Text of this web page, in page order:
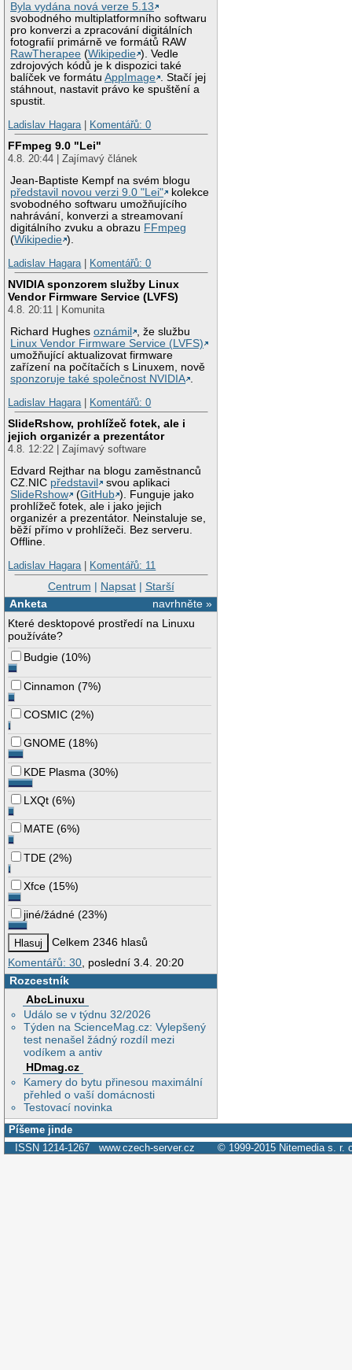
Byla vydána nová verze 5.13
svobodného multiplatformního softwaru
pro konverzi a zpracování digitálních
fotografií primárně ve formátů RAW
RawTherapee (Wikipedie ). Vedle
zdrojových kódů je k dispozici také
balíček ve formátuAppImage . Stačí jej
stáhnout, nastavit právo ke spuštění a
spustit.
Ladislav Hagara| Komentářů: 0
FFmpeg 9.0 "Lei"
4.8. 20:44 | Zajímavý článek
Jean-Baptiste Kempf na svém blogu
představil novou verzi 9.0 "Lei"
kolekce
svobodného softwaru umožňujícího
nahrávání, konverzi a streamovaní
digitálního zvuku a obrazu FFmpeg
(Wikipedie ).
Ladislav Hagara| Komentářů: 0
NVIDIA sponzorem služby Linux
Vendor Firmware Service (LVFS)
4.8. 20:11 | Komunita
Richard Hughesoznámil
, že službu
Linux Vendor Firmware Service (LVFS)
umožňující aktualizovat firmware
zařízení na počítačích s Linuxem, nově
sponzoruje také společnost NVIDIA .
Ladislav Hagara| Komentářů: 0
SlideRshow, prohlížeč fotek, ale i
jejich organizér a prezentátor
4.8. 12:22 | Zajímavý software
Edvard Rejthar na blogu zaměstnanců
CZ.NIC představil
svou aplikaci
SlideRshow
(GitHub ). Funguje jako
prohlížeč fotek, ale i jako jejich
organizér a prezentátor. Neinstaluje se,
běží přímo v prohlížeči. Bez serveru.
Offline.
Ladislav Hagara| Komentářů: 11
Centrum | Napsat| Starší
navrhněte »
Anketa
Které desktopové prostředí na Linuxu
používáte?
Budgie (10%)
Cinnamon (7%)
COSMIC (2%)
GNOME (18%)
KDE Plasma (30%)
LXQt (6%)
MATE (6%)
TDE (2%)
Xfce (15%)
jiné/žádné (23%)
Celkem 2346 hlasů
Komentářů: 30 , poslední 3.4. 20:20
Rozcestník
AbcLinuxu
Událo se v týdnu 32/2026
Týden na ScienceMag.cz: Vylepšený
test nenašel žádný rozdíl mezi
vodíkem a antiv
HDmag.cz
Kamery do bytu přinesou maximální
přehled o vaší domácnosti
Testovací novinka
Píšeme jinde
ISSN 1214-1267 www.czech-server.cz © 1999-2015 Nitemedia s. r.